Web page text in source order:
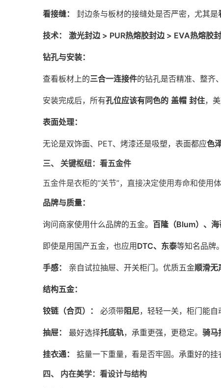
看接缝： 封边条与板材的接缝处是否严密，尤其是
技术： 激光封边 > PUR热熔胶封边 > EVA热熔胶
钻孔与安装：
查看板材上的三合一连接件的钻孔是否精准、整齐
安装完成后，所有孔位应该有同色的 盖帽 封住，
表面处理：
无论是双饰面、PET、烤漆还是吸塑，表面都应色
三、 关键枢纽：看五金件
五金件是衣柜的“关节”，直接决定使用寿命和使用体
品牌与质量：
询问商家使用什么品牌的五金。 百隆（Blum）、
即使是用国产五金，也应用 DTC、东泰等知名品牌。
手感： 亲自试拉抽屉、开关柜门。优质五金顺滑无
结构五金：
铰链（合页）： 必须带阻尼，轻轻一关，柜门能自
抽屉： 最好选择托底轨，承重更强，更稳定。 骑马
挂衣通：
掂量一下重量，看是否牢固。承重好的挂
四、 内在美学：看设计与结构